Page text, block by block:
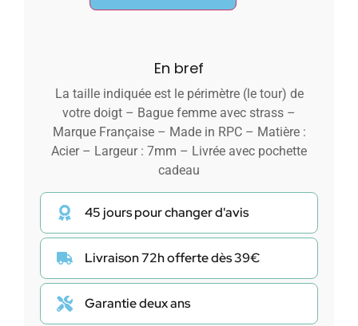
En bref
La taille indiquée est le périmètre (le tour) de
votre doigt – Bague femme avec strass –
Marque Française – Made in RPC – Matière :
Acier – Largeur : 7mm – Livrée avec pochette
cadeau
45 jours pour changer d'avis
Livraison 72h offerte dès 39€
Garantie deux ans